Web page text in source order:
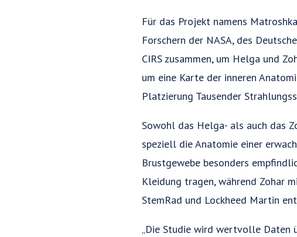
Für das Projekt namens
Forschern der NASA, des
CIRS zusammen, um Helga und
um eine Karte der inneren
Platzierung Tausender
Sowohl das Helga- als auch das
speziell die Anatomie einer
Brustgewebe besonders
Kleidung tragen, während Zohar
StemRad und Lockheed Martin
„Die Studie wird wertvolle Daten